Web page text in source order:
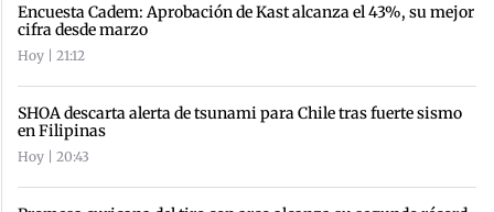
Encuesta Cadem: Aprobación de Kast alcanza el 43%, su mejor
cifra desde marzo
Hoy | 21:12
SHOA descarta alerta de tsunami para Chile tras fuerte sismo
en Filipinas
Hoy | 20:43